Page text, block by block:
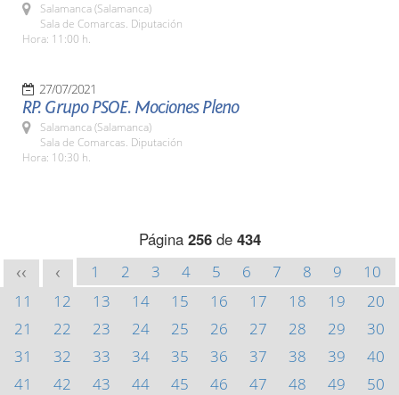
Salamanca (Salamanca)
Sala de Comarcas. Diputación
Hora: 11:00 h.
27/07/2021
RP. Grupo PSOE. Mociones Pleno
Salamanca (Salamanca)
Sala de Comarcas. Diputación
Hora: 10:30 h.
Página 256de 434
<< < 1 2 3 4 5 6 7 8 9
10
11
12 13 14 15 16 17 18 19
20
21
22 23 24 25 26 27 28 29
30
31
32 33 34 35 36 37 38 39
40
41
42 43 44 45 46 47 48 49
50